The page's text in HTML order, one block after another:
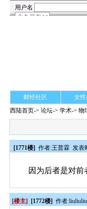
财经社区 女性
西陆首页->论坛->学术-> 物
[1771楼] 作者:王普霖 发表
因为后者是对前
[楼主] [1772楼] 作者: